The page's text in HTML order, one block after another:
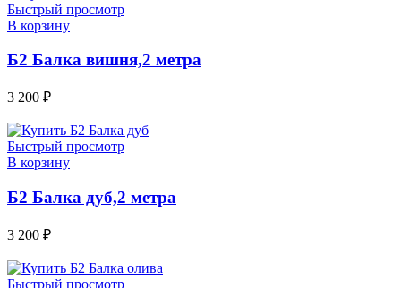
Быстрый просмотр
В корзину
Б2 Балка вишня,2 метра
3 200 ₽
Быстрый просмотр
В корзину
Б2 Балка дуб,2 метра
3 200 ₽
Быстрый просмотр